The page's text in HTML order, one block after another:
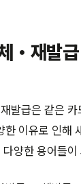
・재발
발급은 같은
이유로 인해
양한 용어들